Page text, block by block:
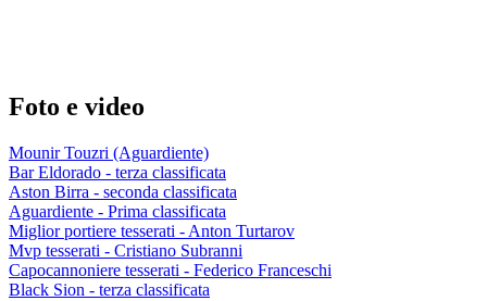
Foto e video
Mounir Touzri (Aguardiente)
Bar Eldorado - terza classificata
Aston Birra - seconda classificata
Aguardiente - Prima classificata
Miglior portiere tesserati - Anton Turtarov
Mvp tesserati - Cristiano Subranni
Capocannoniere tesserati - Federico Franceschi
Black Sion - terza classificata